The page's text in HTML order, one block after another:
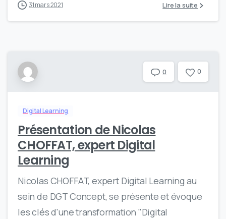
31 mars 2021 Lire la suite
0 0
Digital Learning
Présentation de Nicolas
CHOFFAT, expert Digital
Learning
Nicolas CHOFFAT, expert Digital Learning au
sein de DGT Concept, se présente et évoque
les clés d'une transformation "Digital